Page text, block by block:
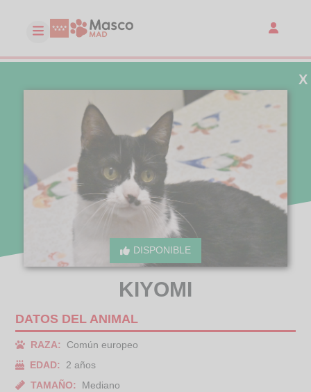
DISPONIBLE
X
KIYOMI
DATOS DEL ANIMAL
RAZA:
Común europeo
EDAD:
2 años
TAMAÑO:
Mediano